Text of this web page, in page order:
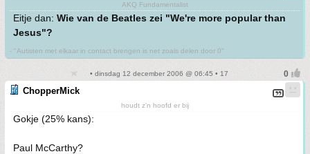
AKQ Fundamentalist
Eitje dan: Wie van de Beatles zei "We're more popular than
Jesus"?
- "Autisten met elkaar in contact brengen is net zoals delen door 0"
• dinsdag 12 december 2006 @ 06:45 • 17
ChopperMick
houdt z'n hoofd er bij
Gokje (25% kans):
Paul McCarthy?